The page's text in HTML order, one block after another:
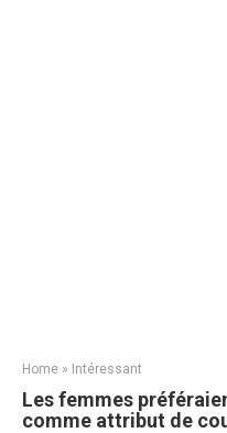
Home » Intéressant
Les femmes
comme attribut de